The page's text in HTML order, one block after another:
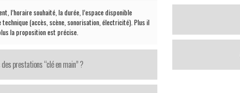
l’horaire souhaité, la durée, l’espace disponible
(accès, scène, sonorisation, électricité). Plus il
la proposition est précise.
prestations “clé en main” ?